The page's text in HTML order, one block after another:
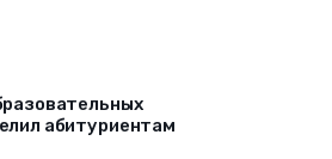
абитуриентам